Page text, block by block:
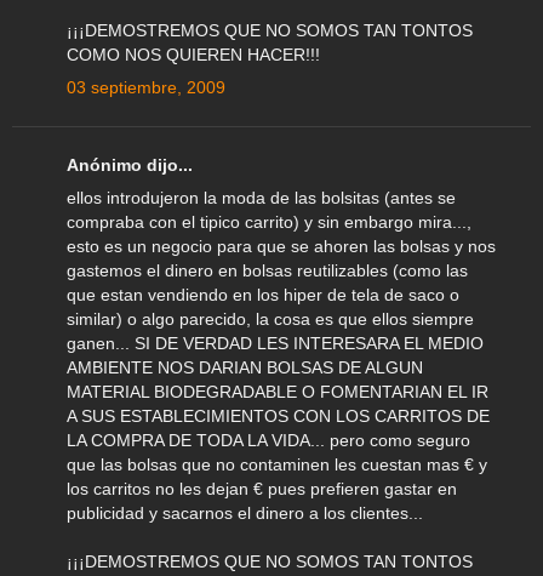
¡¡¡DEMOSTREMOS QUE NO SOMOS TAN TONTOS
COMO NOS QUIEREN HACER!!!
03 septiembre, 2009
Anónimo dijo...
ellos introdujeron la moda de las bolsitas (antes se
compraba con el tipico carrito) y sin embargo mira...,
esto es un negocio para que se ahoren las bolsas y nos
gastemos el dinero en bolsas reutilizables (como las
que estan vendiendo en los hiper de tela de saco o
similar) o algo parecido, la cosa es que ellos siempre
ganen... SI DE VERDAD LES INTERESARA EL MEDIO
AMBIENTE NOS DARIAN BOLSAS DE ALGUN
MATERIAL BIODEGRADABLE O FOMENTARIAN EL IR
A SUS ESTABLECIMIENTOS CON LOS CARRITOS DE
LA COMPRA DE TODA LA VIDA... pero como seguro
que las bolsas que no contaminen les cuestan mas € y
los carritos no les dejan € pues prefieren gastar en
publicidad y sacarnos el dinero a los clientes...
¡¡¡DEMOSTREMOS QUE NO SOMOS TAN TONTOS